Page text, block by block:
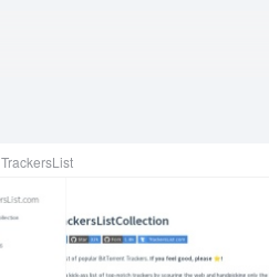
TrackersList